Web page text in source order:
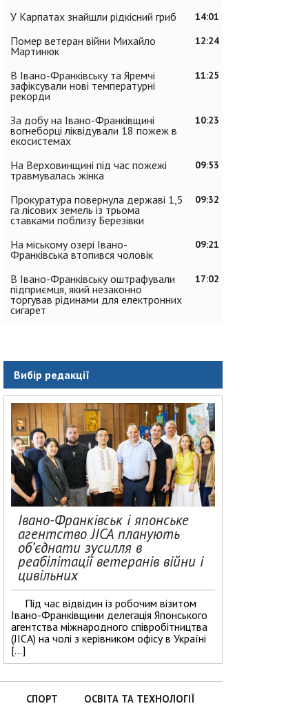
14:01
У Карпатах знайшли рідкісний гриб
12:24
Помер ветеран війни Михайло
Мартинюк
11:25
В Івано-Франківську та Яремчі
зафіксували нові температурні
рекорди
10:23
За добу на Івано-Франківщині
вогнеборці ліквідували 18 пожеж в
екосистемах
09:53
На Верховинщині під час пожежі
травмувалась жінка
09:32
Прокуратура повернула державі 1,5
га лісових земель із трьома
ставками поблизу Березівки
09:21
На міському озері Івано-
Франківська втопився чоловік
17:02
В Івано-Франківську оштрафували
підприємця, який незаконно
торгував рідинами для електронних
сигарет
Вибір редакції
Івано-Франківськ і японське
агентство JICA планують
об’єднати зусилля в
реабілітації ветеранів війни і
цивільних
Під час відвідин із робочим візитом
Івано-Франківщини делегація Японського
агентства міжнародного співробітництва
(JICA) на чолі з керівником офісу в Україні
[…]
СПОРТ ОСВІТА ТА ТЕХНОЛОГІЇ